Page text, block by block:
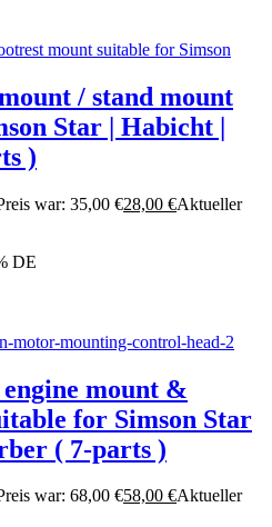
/ stand mount
Star | Habicht |
)
war: 35,00 €28,00 €Aktueller
DE
mount &
for Simson Star
( 7-parts )
war: 68,00 €58,00 €Aktueller